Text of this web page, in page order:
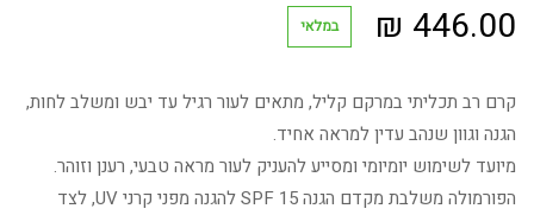
446.00
₪ במלאי
קרם רב תכליתי במרקם קליל, מתאים לעור רגיל עד יבש ומשלב לחות,
הגנה וגוון שנהב עדין למראה אחיד.
מיועד לשימוש יומיומי ומסייע להעניק לעור מראה טבעי, רענן וזוהר.
הפורמולה משלבת מקדם הגנה SPF 15 להגנה מפני קרני UV, לצד